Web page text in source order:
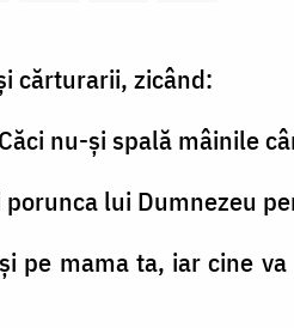
cărturarii, zicând:
nu-şi spală mâinile
lui Dumnezeu
pe mama ta, iar cine